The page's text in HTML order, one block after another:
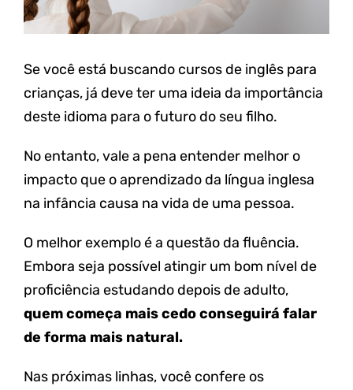
Se você está buscando cursos de inglês para
crianças, já deve ter uma ideia da importância
deste idioma para o futuro do seu filho.
No entanto, vale a pena entender melhor o
impacto que o aprendizado da língua inglesa
na infância causa na vida de uma pessoa.
O melhor exemplo é a questão da fluência.
Embora seja possível atingir um bom nível de
proficiência estudando depois de adulto,
quem começa mais cedo conseguirá falar
de forma mais natural.
Nas próximas linhas, você confere os